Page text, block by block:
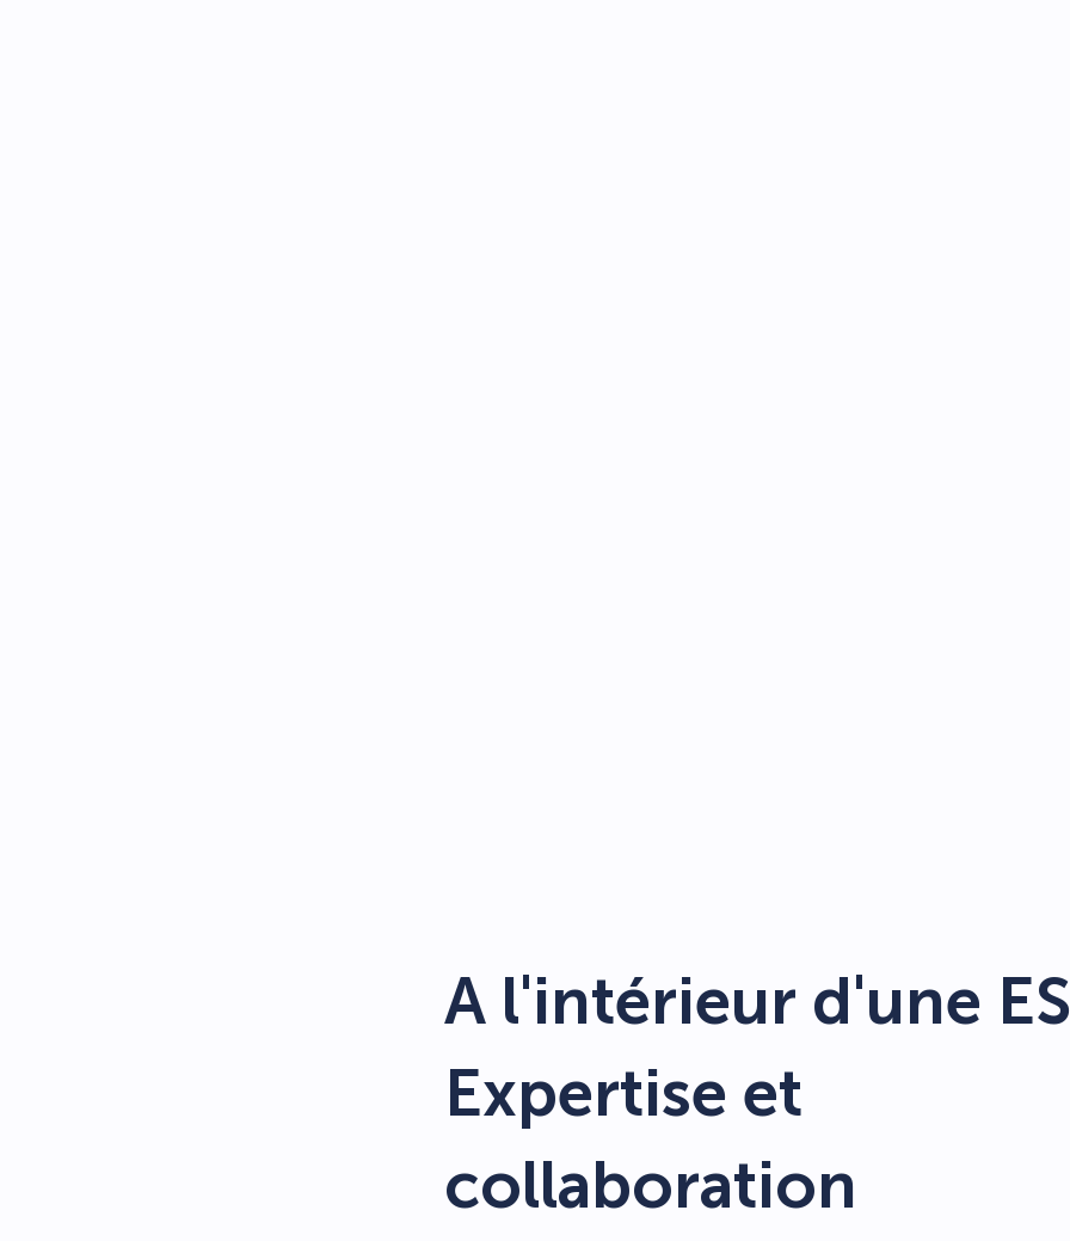
A l'intérieur d'une
Expertise et
collaboration